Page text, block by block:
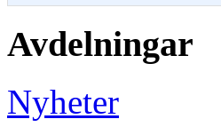
Avdelningar
Nyheter